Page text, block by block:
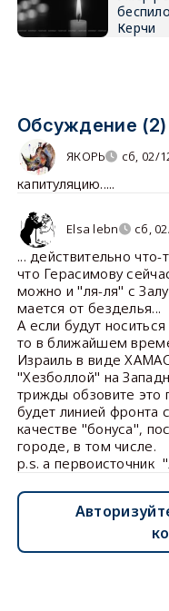
Керчи
Обсуждение (2)
ЯКОРЬ сб, 02/
капитуляцию.....
Elsa lebn сб,
... действительно
что Герасимову
можно и "ля-ля" с
мается от безделья...
А если будут
то в ближайшем
Израиль в виде
"Хезболлой" на
трижды обзовите это
будет линией фронта
качестве "бонуса",
городе, в том числе.
p.s. а